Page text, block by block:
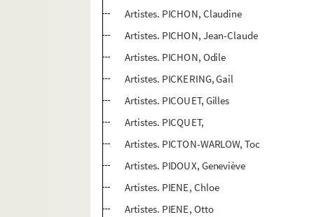
Artistes. PICHON, Claudine
Artistes. PICHON, Jean-Claude
Artistes. PICHON, Odile
Artistes. PICKERING, Gail
Artistes. PICOUET, Gilles
Artistes. PICQUET,
Artistes. PICTON-WARLOW, Toc
Artistes. PIDOUX, Geneviève
Artistes. PIENE, Chloe
Artistes. PIENE, Otto